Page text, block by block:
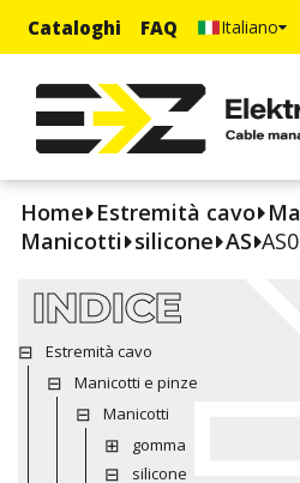
Cataloghi FAQ Italiano
Home Estremità cavo
Manicotti silicone AS
INDICE
Estremità cavo
Manicotti e pinze
Manicotti
gomma
silicone